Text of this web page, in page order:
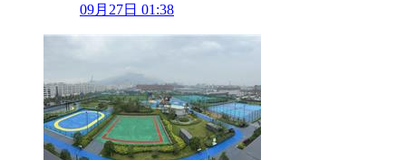
09月27日 01:38